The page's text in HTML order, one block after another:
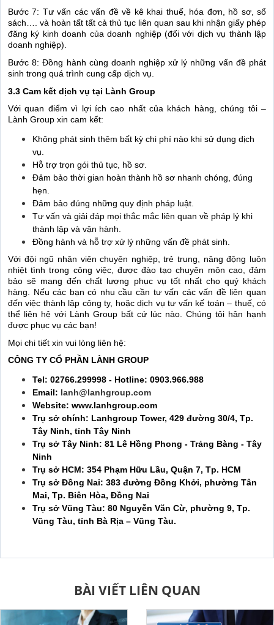
Bước 7: Tư vấn các vấn đề về kê khai thuế, hóa đơn, hồ sơ, sổ
sách…. và hoàn tất tất cả thủ tục liên quan sau khi nhận giấy phép
đăng ký kinh doanh của doanh nghiệp (đối với dịch vụ thành lập
doanh nghiệp).
Bước 8: Đồng hành cùng doanh nghiệp xử lý những vấn đề phát
sinh trong quá trình cung cấp dịch vụ.
3.3 Cam kết dịch vụ tại Lành Group
Với quan điểm vì lợi ích cao nhất của khách hàng, chúng tôi –
Lành Group xin cam kết:
Không phát sinh thêm bất kỳ chi phí nào khi sử dụng dịch
vụ.
Hỗ trợ trọn gói thủ tục, hồ sơ.
Đảm bảo thời gian hoàn thành hồ sơ nhanh chóng, đúng
hẹn.
Đảm bảo đúng những quy định pháp luật.
Tư vấn và giải đáp mọi thắc mắc liên quan về pháp lý khi
thành lập và vận hành.
Đồng hành và hỗ trợ xử lý những vấn đề phát sinh.
Với đội ngũ nhân viên chuyên nghiệp, trẻ trung, năng động luôn
nhiệt tình trong công việc, được đào tạo chuyên môn cao, đảm
bảo sẽ mang đến chất lượng phục vụ tốt nhất cho quý khách
hàng. Nếu các bạn có nhu cầu cần tư vấn các vấn đề liên quan
đến việc thành lập công ty, hoặc dịch vụ tư vấn kế toán – thuế, có
thể liên hệ với Lành Group bất cứ lúc nào. Chúng tôi hân hạnh
được phục vụ các bạn!
Mọi chi tiết xin vui lòng liên hệ:
CÔNG TY CỔ PHẦN LÀNH GROUP
Tel: 02766.299998 - Hotline: 0903.966.988
Email: lanh@lanhgroup.com
Website: www.lanhgroup.com
Trụ sở chính: Lanhgroup Tower, 429 đường 30/4, Tp.
Tây Ninh, tỉnh Tây Ninh
Trụ sở Tây Ninh: 81 Lê Hồng Phong - Trảng Bàng - Tây
Ninh
Trụ sở HCM: 354 Phạm Hữu Lầu, Quận 7, Tp. HCM
Trụ sở Đồng Nai: 383 đường Đồng Khởi, phường Tân
Mai, Tp. Biên Hòa, Đồng Nai
Trụ sở Vũng Tàu: 80 Nguyễn Văn Cừ, phường 9, Tp.
Vũng Tàu, tỉnh Bà Rịa – Vũng Tàu.
BÀI VIẾT LIÊN QUAN